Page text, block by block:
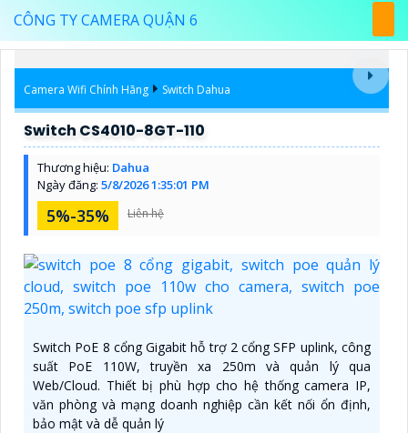
CÔNG TY CAMERA QUẬN 6
Camera Wifi Chính Hãng Switch Dahua
Switch CS4010-8GT-110
Thương hiệu: Dahua
Ngày đăng: 5/8/2026 1:35:01 PM
5%-35% Liên hệ
Switch PoE 8 cổng Gigabit hỗ trợ 2 cổng SFP uplink, công
suất PoE 110W, truyền xa 250m và quản lý qua
Web/Cloud. Thiết bị phù hợp cho hệ thống camera IP,
văn phòng và mạng doanh nghiệp cần kết nối ổn định,
bảo mật và dễ quản lý